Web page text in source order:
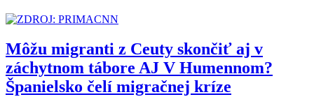
Môžu migranti z Ceuty skončiť aj v
záchytnom tábore AJ V Humennom?
Španielsko čelí migračnej kríze